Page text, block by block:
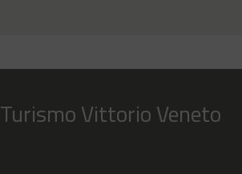
Turismo Vittorio Veneto